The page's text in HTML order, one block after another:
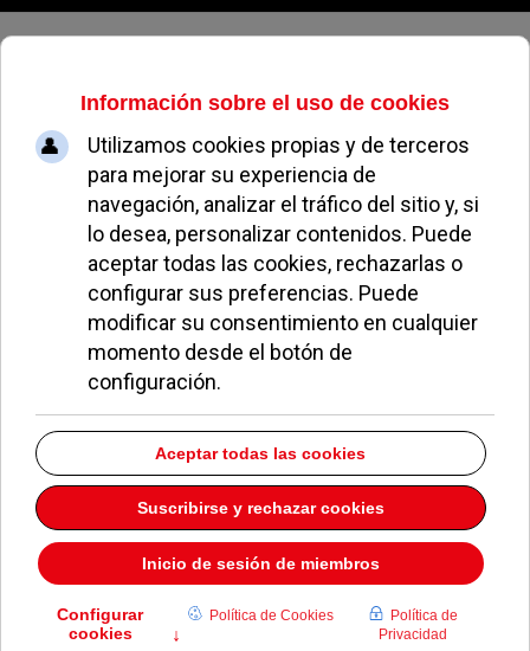
Viernes, 07 de agosto de 2026
Este jueves comienza la XI
edición de Animadrid en Pozuelo
de Alarcón
PALOMA VIUDES OCIO Y CULTURA 21 SEPTIEMBRE 2010